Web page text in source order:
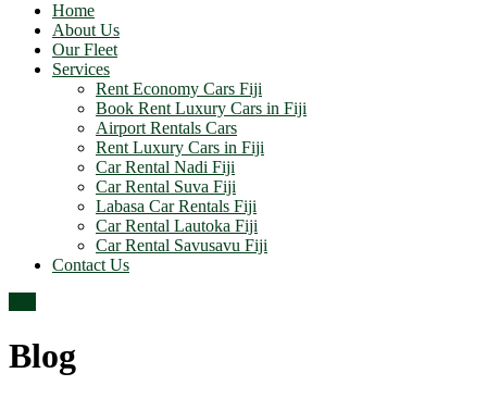
Home
About Us
Our Fleet
Services
Rent Economy Cars Fiji
Book Rent Luxury Cars in Fiji
Airport Rentals Cars
Rent Luxury Cars in Fiji
Car Rental Nadi Fiji
Car Rental Suva Fiji
Labasa Car Rentals Fiji
Car Rental Lautoka Fiji
Car Rental Savusavu Fiji
Contact Us
Blog